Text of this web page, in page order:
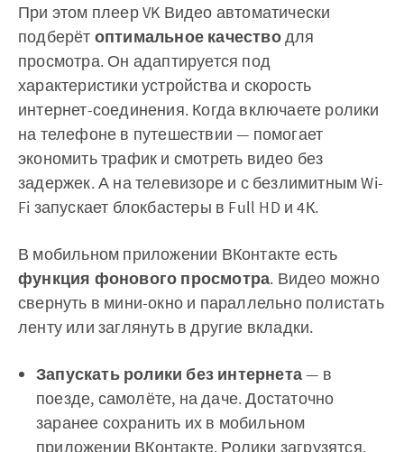
При этом плеер VK Видео автоматически
подберёт оптимальное качестводля
просмотра. Он адаптируется под
характеристики устройства и скорость
интернет-соединения. Когда включаете ролики
на телефоне в путешествии — помогает
экономить трафик и смотреть видео без
задержек. А на телевизоре и с безлимитным Wi-
Fi запускает блокбастеры в Full HD и 4К.
В мобильном приложении ВКонтакте есть
функция фонового просмотра. Видео можно
свернуть в мини-окно и параллельно полистать
ленту или заглянуть в другие вкладки.
Запускать ролики без интернета— в
поезде, самолёте, на даче. Достаточно
заранее сохранить их в мобильном
приложении ВКонтакте. Ролики загрузятся,